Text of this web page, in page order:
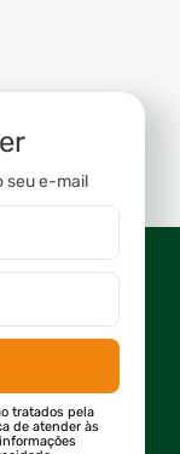
seu e-mail
tratados pela
de atender às